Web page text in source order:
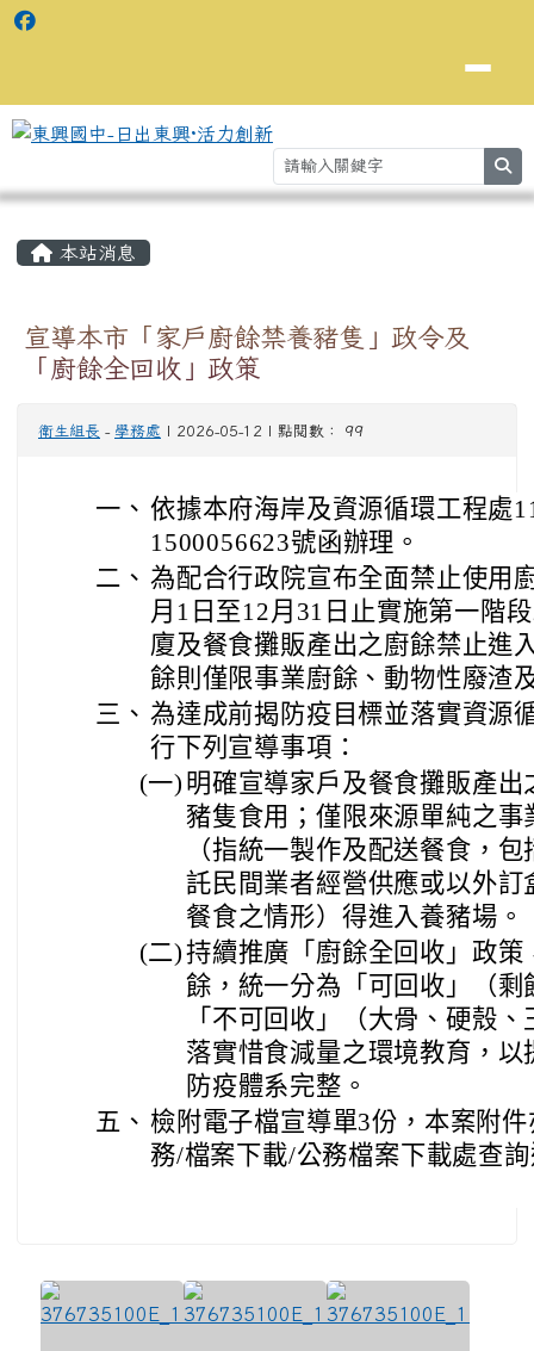
本站消息
宣導本市「家戶廚餘禁養豬隻」政令及
「廚餘全回收」政策
衛生組長 - 學務處 | 2026-05-12 | 點閱數： 99
一、 依據本府海岸及資源循環工程處
1500056623號函辦理。
二、 為配合行政院宣布全面禁止使用
月1日至12月31日止實施第一階
廈及餐食攤販產出之廚餘禁止進
餘則僅限事業廚餘、動物性廢渣
三、 為達成前揭防疫目標並落實資源
行下列宣導事項：
(一) 明確宣導家戶及餐食攤販產
豬隻食用；僅限來源單純之
（指統一製作及配送餐食，
託民間業者經營供應或以外
餐食之情形）得進入養豬場。
(二)持續推廣「廚餘全回收」政
餘，統一分為「可回收」（
「不可回收」（大骨、硬殼
落實惜食減量之環境教育，
防疫體系完整。
五、 檢附電子檔宣導單3份，本案附
務/檔案下載/公務檔案下載處查